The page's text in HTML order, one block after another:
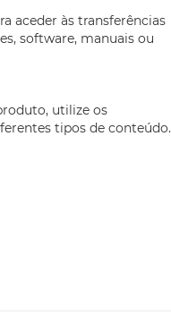
aceder às transferências
software, manuais ou
utilize os
tipos de conteúdo.